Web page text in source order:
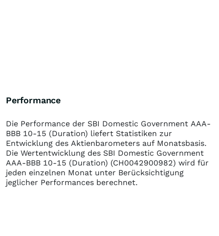
Performance
Die Performance der SBI Domestic Government AAA-
BBB 10-15 (Duration) liefert Statistiken zur
Entwicklung des Aktienbarometers auf Monatsbasis.
Die Wertentwicklung des SBI Domestic Government
AAA-BBB 10-15 (Duration) (CH0042900982) wird für
jeden einzelnen Monat unter Berücksichtigung
jeglicher Performances berechnet.